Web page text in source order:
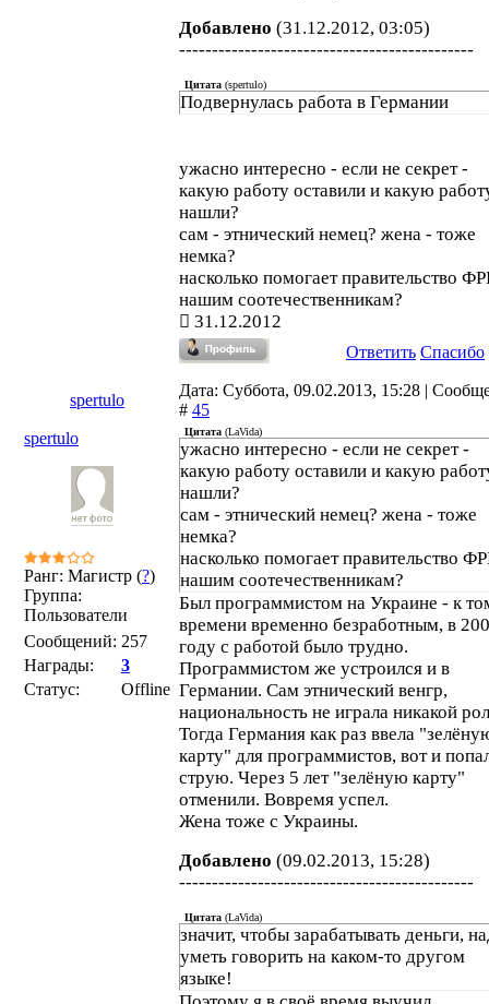
Добавлено (31.12.2012, 03:05)
---------------------------------------------
Цитата (spertulo)
Подвернулась работа в Германии
ужасно интересно - если не секрет -
какую работу оставили и какую
нашли?
сам - этнический немец? жена - тоже
немка?
насколько помогает правительство
нашим соотечественникам?
31.12.2012
Ответить Спасибо
spertulo
Дата: Суббота, 09.02.2013, 15:28 |
# 45
spertulo
Ранг: Магистр (?)
Группа:
Пользователи
Сообщений: 257
Награды:
3
Статус:
Offline
Цитата (LaVida)
ужасно интересно - если не секрет -
какую работу оставили и какую
нашли?
сам - этнический немец? жена - тоже
немка?
насколько помогает правительство
нашим соотечественникам?
Был программистом на Украине - к
времени временно безработным, в
году с работой было трудно.
Программистом же устроился и в
Германии. Сам этнический венгр,
национальность не играла никакой
Тогда Германия как раз ввела
карту" для программистов, вот и
струю. Через 5 лет "зелёную карту"
отменили. Вовремя успел.
Жена тоже с Украины.
Добавлено (09.02.2013, 15:28)
---------------------------------------------
Цитата (LaVida)
значит, чтобы зарабатывать деньги,
уметь говорить на каком-то другом
языке!